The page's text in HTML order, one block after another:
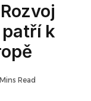
k
Read